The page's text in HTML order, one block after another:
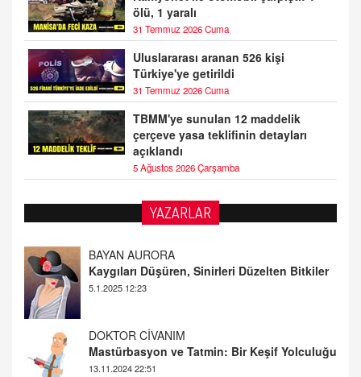
ölü, 1 yaralı
31 Temmuz 2026 Cuma
Uluslararası aranan 526 kişi
Türkiye'ye getirildi
31 Temmuz 2026 Cuma
TBMM'ye sunulan 12 maddelik
çerçeve yasa teklifinin detayları
açıklandı
5 Ağustos 2026 Çarşamba
YAZARLAR
DOKTOR CİVANIM
Mastürbasyon ve Tatmin: Bir Keşif Yolculuğu
13.11.2024 22:51
ALİ EFENDİ
Adana At Yarışı Tahminleri | 21 Aralık
Cumartesi